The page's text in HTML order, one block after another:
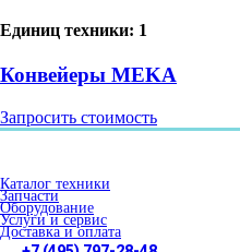
Единиц техники: 1
Конвейеры MEKA
Запросить стоимость
Каталог техники
Запчасти
Оборудование
Услуги и сервис
Доставка и оплата